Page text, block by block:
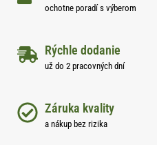
ochotne poradí s výberom
Rýchle dodanie
už do 2 pracovných dní
Záruka kvality
a nákup bez rizika